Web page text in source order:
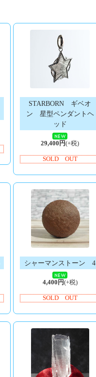
STARBORN ギベオ
ン 星型ペンダントヘ
ッド
29,400円(+税)
SOLD OUT
シャーマンストーン 4
4,400円(+税)
SOLD OUT